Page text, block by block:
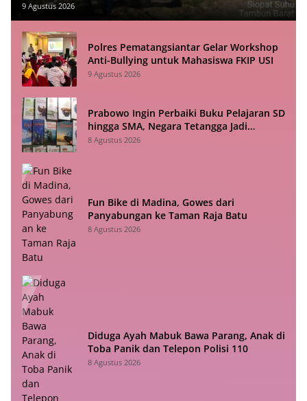
9 Agustus 2026
Polres Pematangsiantar Gelar Workshop
Anti-Bullying untuk Mahasiswa FKIP USI
9 Agustus 2026
Prabowo Ingin Perbaiki Buku Pelajaran SD
hingga SMA, Negara Tetangga Jadi
Pembanding
8 Agustus 2026
Fun Bike di Madina, Gowes dari
Panyabungan ke Taman Raja Batu
8 Agustus 2026
Diduga Ayah Mabuk Bawa Parang, Anak di
Toba Panik dan Telepon Polisi 110
8 Agustus 2026